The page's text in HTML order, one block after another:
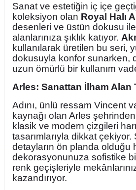
Sanat ve estetiğin iç içe
koleksiyon olan Royal Halı
desenleri ve üstün dokusu
alanlarınıza şıklık katıyor.
kullanılarak üretilen bu seri,
dokusuyla konfor sunarken,
uzun ömürlü bir kullanım
Arles: Sanattan İlham Alan
Adını, ünlü ressam Vincent
kaynağı olan Arles
klasik ve modern çizgileri
tasarımlarıyla dikkat çekiyor.
detayların ön planda olduğu
dekorasyonunuza sofistike
renk geçişleriyle
kazandırıyor.